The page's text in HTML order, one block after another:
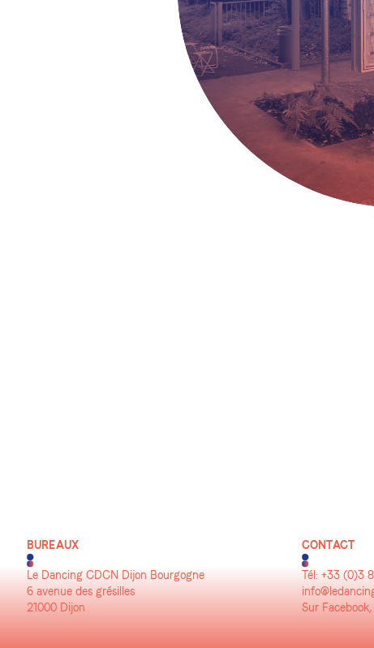
BUREAUX
Le Dancing CDCN Dijon Bourgogne
6 avenue des grésilles
21000 Dijon
CONTACT
Tél: +33 (0)3
Sur